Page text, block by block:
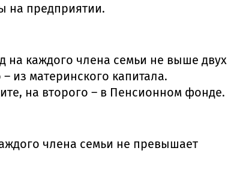
на предприятии.
на каждого члена семьи не выше двух
из материнского капитала.
на второго – в Пенсионном фонде.
члена семьи не превышает